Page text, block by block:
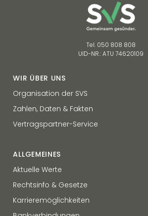
Tel. 050 808 808
UID-NR.: ATU 74620109
WIR ÜBER UNS
Organisation der SVS
Zahlen, Daten & Fakten
Vertragspartner-Service
ALLGEMEINES
Aktuelle Werte
Rechtsinfo & Gesetze
Karrieremöglichkeiten